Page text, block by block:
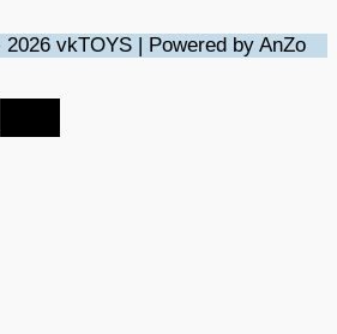
vkTOYS | Powered by AnZo